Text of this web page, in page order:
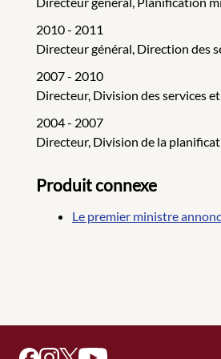
2010 - 2011
Directeur général, Direction des
2007 - 2010
Directeur, Division des services
2004 - 2007
Directeur, Division de la
Produit connexe
Le premier ministre